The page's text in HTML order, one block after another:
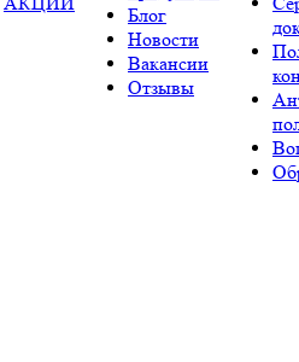
Блог
Новости
Вакансии
Отзывы